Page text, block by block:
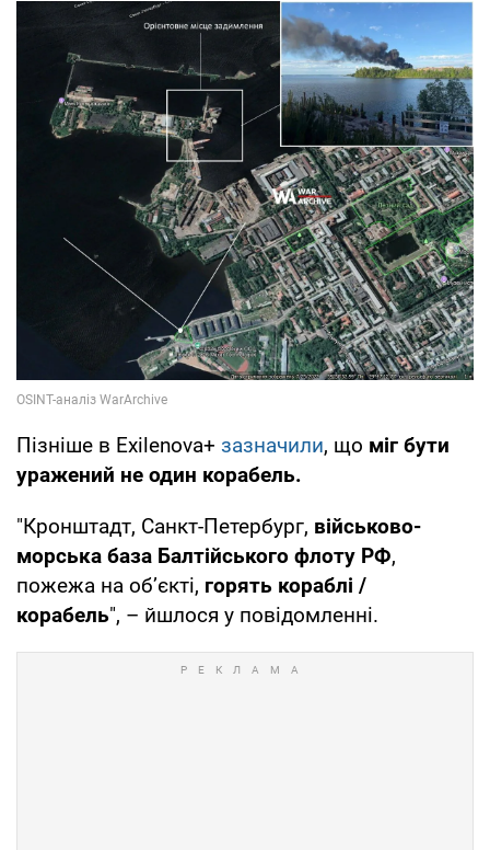
Пізніше в Exilenova+ зазначили, що міг бути
уражений не один корабель.
"Кронштадт, Санкт-Петербург, військово-
морська база Балтійського флоту РФ,
пожежа на обʼєкті, горять кораблі /
корабель", – йшлося у повідомленні.